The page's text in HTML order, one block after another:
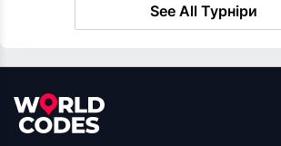
See All Турніри